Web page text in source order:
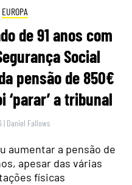
EUROPA
de 91 anos com
Social
pensão de 850€
‘parar’ a tribunal
| Daniel Fallows
aumentar a pensão de
apesar das várias
físicas